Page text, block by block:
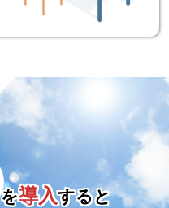
を導入すると